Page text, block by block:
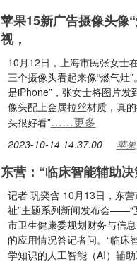
苹果15新广告摄像头像
视，
10月12日，上海市民张女士
三个摄像头看起来像“燃气灶
是iPhone”，张女士将图片发
像头配上金属拉丝材质，真
头很好看”……更多
2023-10-14 14:37:00 苹
东营：“临床智能辅助
记者 巩奕含 10月13日，东
祉”主题系列新闻发布会——“
市卫生健康委规划财务与信
的应用情况答记者问。“临床
学知识的人工智能（AI）辅